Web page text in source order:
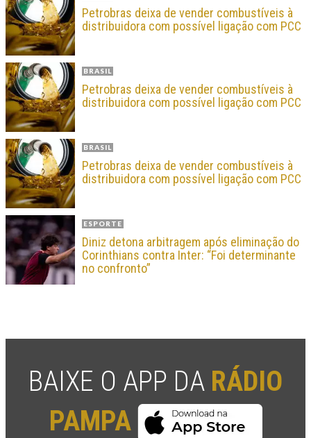
Petrobras deixa de vender combustíveis à
distribuidora com possível ligação com PCC
BRASIL
Petrobras deixa de vender combustíveis à
distribuidora com possível ligação com PCC
BRASIL
Petrobras deixa de vender combustíveis à
distribuidora com possível ligação com PCC
ESPORTE
Diniz detona arbitragem após eliminação do
Corinthians contra Inter: “Foi determinante
no confronto”
BAIXE O APP DA RÁDIO
PAMPA